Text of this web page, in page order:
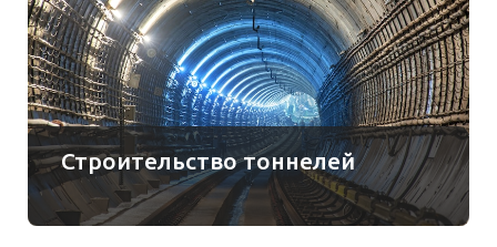
Строительство тоннелей